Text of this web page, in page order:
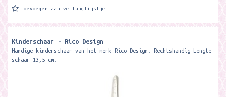
Toevoegen aan verlanglijstje
Kinderschaar - Rico Design
Handige kinderschaar van het merk Rico Design. Rechtshandig Lengte
schaar 13,5 cm.